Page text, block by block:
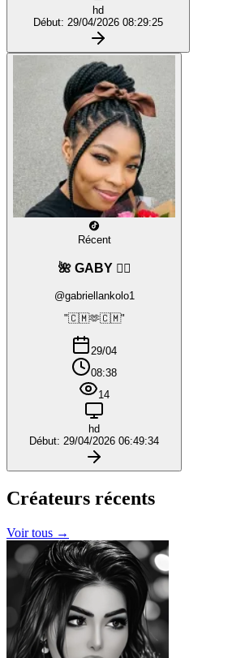
hd
Début: 29/04/2026 08:29:25
Récent
🌺 GABY ❤️‍🔥
@gabriellankolo1
"🇨🇲🫶🇨🇲"
29/04
08:38
14
hd
Début: 29/04/2026 06:49:34
Créateurs récents
Voir tous →